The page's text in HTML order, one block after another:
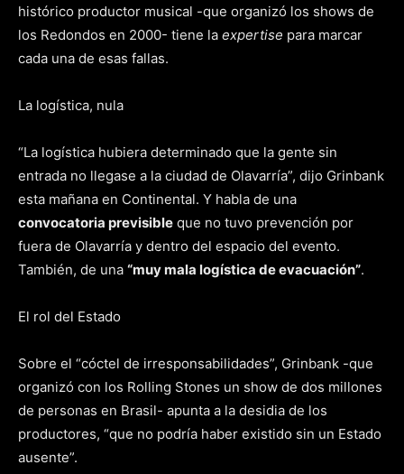
histórico productor musical -que organizó los shows de
los Redondos en 2000- tiene la expertise para marcar
cada una de esas fallas.
La logística, nula
“La logística hubiera determinado que la gente sin
entrada no llegase a la ciudad de Olavarría”, dijo Grinbank
esta mañana en Continental. Y habla de una
convocatoria previsible que no tuvo prevención por
fuera de Olavarría y dentro del espacio del evento.
También, de una “muy mala logística de evacuación”.
El rol del Estado
Sobre el “cóctel de irresponsabilidades”, Grinbank -que
organizó con los Rolling Stones un show de dos millones
de personas en Brasil- apunta a la desidia de los
productores, “que no podría haber existido sin un Estado
ausente”.